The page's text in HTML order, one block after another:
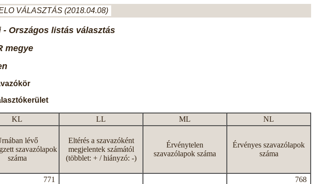
VÁLASZTÁS (2018.04.08)
Országos listás választás
megye
KL LL ML
NL
lévő
szavazólapok
száma
Eltérés a szavazóként
megjelentek számától
(többlet: + / hiányzó: -)
Érvénytelen
szavazólapok száma
Érvényes szavazólapok
száma
771
768